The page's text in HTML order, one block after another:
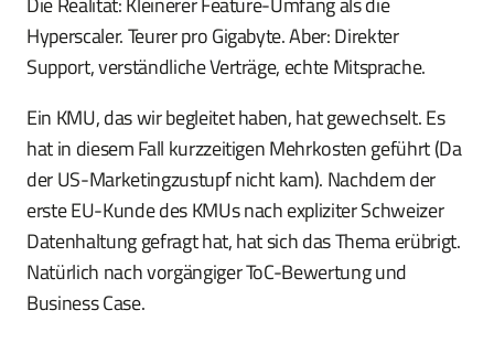
Hyperscaler. Teurer pro Gigabyte. Aber: Direkter
Support, verständliche Verträge, echte Mitsprache.
Ein KMU, das wir begleitet haben, hat gewechselt. Es
hat in diesem Fall kurzzeitigen Mehrkosten geführt (Da
der US-Marketingzustupf nicht kam). Nachdem der
erste EU-Kunde des KMUs nach expliziter Schweizer
Datenhaltung gefragt hat, hat sich das Thema erübrigt.
Natürlich nach vorgängiger ToC-Bewertung und
Business Case.